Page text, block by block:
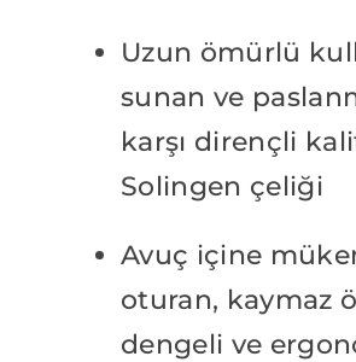
Uzun ömürlü
sunan ve
karşı dirençli
Solingen çeliği
Avuç içine
oturan, kaymaz
dengeli ve